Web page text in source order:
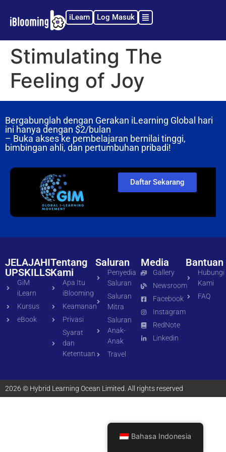
iLearn Log Masuk
Stimulating The
Feeling of Joy
Bergabunglah dengan Gerakan iLearning Global hari
ini hanya dengan $2/bulan
– Buka akses ke pembelajaran bernilai tinggi,
bimbingan ahli, dan pertumbuhan pribadi!
Daftar Sekarang
JELAJAHI
UPSKILLS
GiM
iLearn
Kursus
eBook
Tentang
Kami
Apa Itu
iBlooming
Keamanan
Privasi
Syarat
dan
Ketentuan
Saluran
Penyedia
Saluran
Saluran
Mitra
Saluran
Anak-
Anak
Travel
Media
Gallery
Newsroom
Facebook
Instagram
RedNote
Linkedin
Bantuan
Hubungi
Kami
FAQ
2026 © Hybrid Learning Ocean Limited. All rights reserved
Bahasa Indonesia